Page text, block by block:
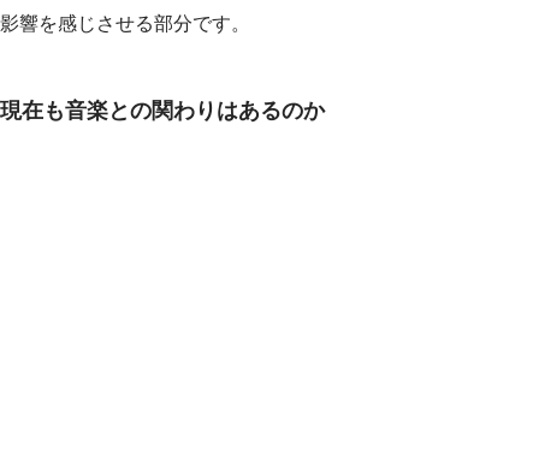
影響を感じさせる部分です。
現在も音楽との関わりはあるのか